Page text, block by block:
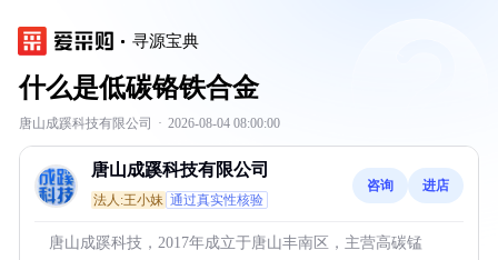
寻源宝典
什么是低碳铬铁合金
唐山成蹊科技有限公司 · 2026-08-04 08:00:00
唐山成蹊科技有限公司
法人:王小妹 通过真实性核验
咨询 进店
唐山成蹊科技，2017年成立于唐山丰南区，主营高碳锰